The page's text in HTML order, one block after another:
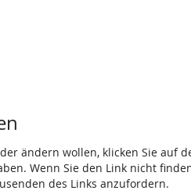
ändern wollen, klicken Sie auf
Wenn Sie den Link nicht
des Links anzufordern.